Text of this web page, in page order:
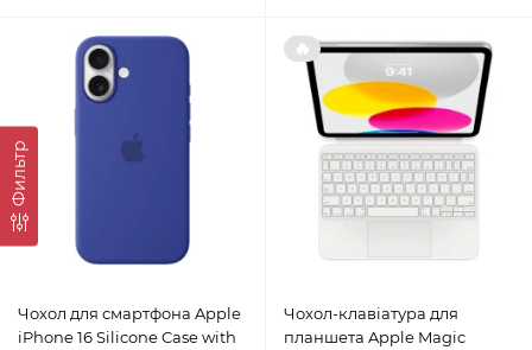
Фильтр
Чохол для смартфона Apple
iPhone 16 Silicone Case with
🔥
Чохол-клавіатура для
планшета Apple Magic